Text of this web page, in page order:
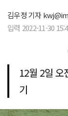
김우정 기자
입력 2022-11-30
12월 2일 오
기